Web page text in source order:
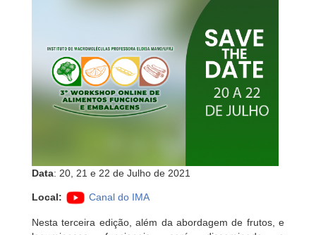
Data: 20, 21 e 22 de Julho de 2021
Local: Canal do IMA
Nesta terceira edição, além da abordagem de frutos, e